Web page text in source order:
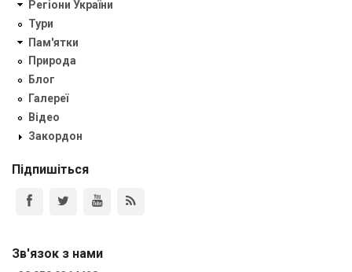
Регіони України
Тури
Пам'ятки
Природа
Блог
Галереї
Відео
Закордон
Підпишіться
Зв'язок з нами